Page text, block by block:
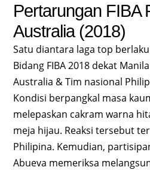
Pertarungan FIBA
Australia (2018)
Satu diantara laga top
Bidang FIBA 2018 dekat
Australia & Tim nasional
Kondisi berpangkal masa
melepaskan cakram warna
meja hijau. Reaksi tersebut
Philipina. Kemudian,
Abueva memeriksa